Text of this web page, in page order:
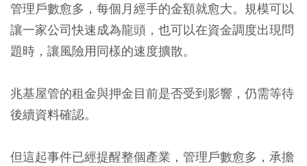
管理戶數愈多，每個月經手的金額就愈大。規模可以
讓一家公司快速成為龍頭，也可以在資金調度出現問
題時，讓風險用同樣的速度擴散。
兆基屋管的租金與押金目前是否受到影響，仍需等待
後續資料確認。
但這起事件已經提醒整個產業，管理戶數愈多，承擔